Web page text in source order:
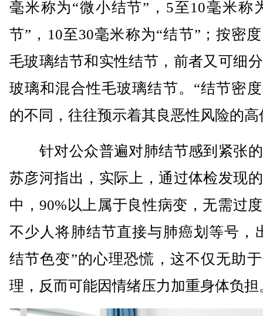
毫米称为“微小结节”，5至10毫米称
节”，10至30毫米称为“结节”；按密
毛玻璃结节和实性结节，前者又可细
玻璃和混合性毛玻璃结节。“结节密
的不同，往往预示着其良恶性风险的高
针对公众普遍对肺结节感到紧张
苏彦河指出，实际上，通过体检发现
中，90%以上属于良性病变，无需过
不少人将肺结节直接与肺癌划等号，
结节色变”的心理恐慌，这不仅无助
理，反而可能因情绪压力加重身体负担